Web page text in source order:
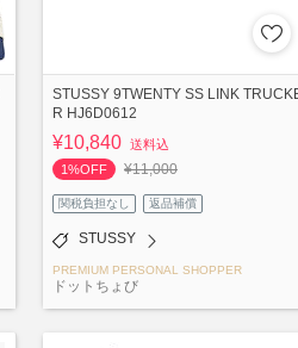
STUSSY 9TWENTY SS LINK
R HJ6D0612
¥10,840 送料込
1%OFF
¥11,000
関税負担なし 返品補償
STUSSY
PREMIUM PERSONAL SHOPPER
ドットちょび